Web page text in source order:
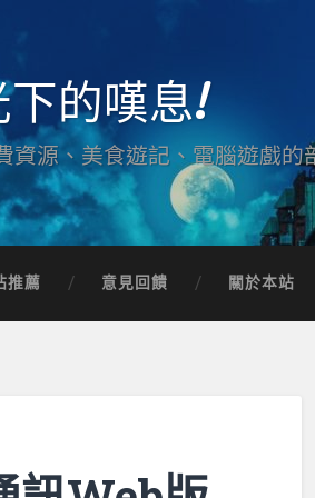
的嘆息!
資源、美食遊記、電腦遊戲的
推薦 意見回饋 關於本站